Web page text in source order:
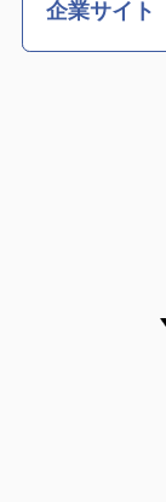
企業サイト